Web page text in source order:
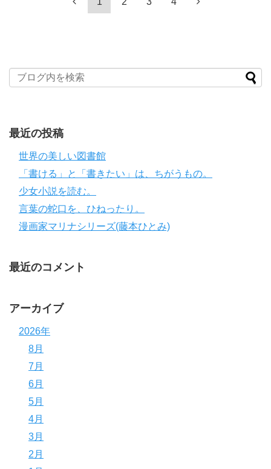
最近の投稿
世界の美しい図書館
「書ける」と「書きたい」は、ちがうもの。
少女小説を読む。
言葉の蛇口を、ひねったり。
漫画家マリナシリーズ(藤本ひとみ)
最近のコメント
アーカイブ
2026年
8月
7月
6月
5月
4月
3月
2月